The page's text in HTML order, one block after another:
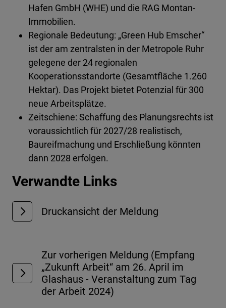
Hafen GmbH (WHE) und die RAG Montan-
Immobilien.
Regionale Bedeutung: „Green Hub Emscher“
ist der am zentralsten in der Metropole Ruhr
gelegene der 24 regionalen
Kooperationsstandorte (Gesamtfläche 1.260
Hektar). Das Projekt bietet Potenzial für 300
neue Arbeitsplätze.
Zeitschiene: Schaffung des Planungsrechts ist
voraussichtlich für 2027/28 realistisch,
Baureifmachung und Erschließung könnten
dann 2028 erfolgen.
Verwandte Links
Druckansicht der Meldung
Zur vorherigen Meldung (Empfang
„Zukunft Arbeit“ am 26. April im
Glashaus - Veranstaltung zum Tag
der Arbeit 2024)